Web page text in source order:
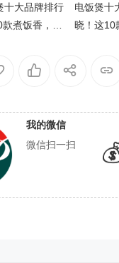
十大品牌排行
煮饭香，智
电饭煲十
晓！这10
我的微信
微信扫一扫
🎁